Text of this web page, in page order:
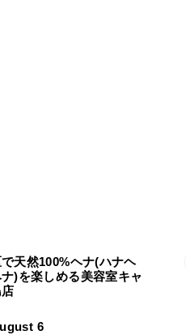
天然100%ヘナ(ハナヘ
)を楽しめる美容室キャ
6